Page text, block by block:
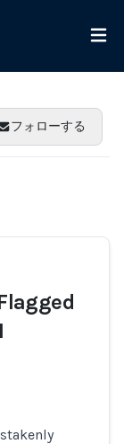
フォローする